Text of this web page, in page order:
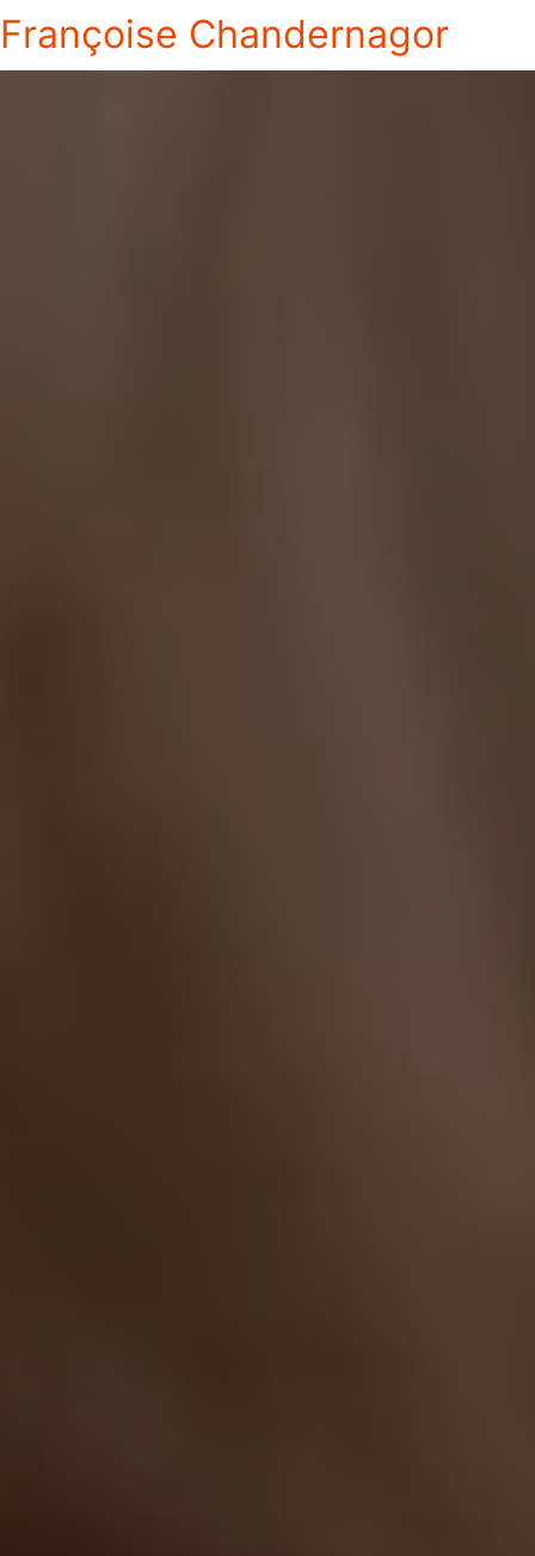
Françoise Chandernagor